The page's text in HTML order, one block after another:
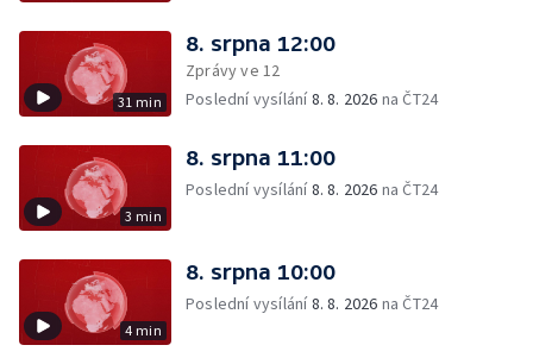
31 min
8. srpna 12:00
Zprávy ve 12
Poslední vysílání8. 8. 2026 na ČT24
3 min
8. srpna 11:00
Poslední vysílání8. 8. 2026 na ČT24
4 min
8. srpna 10:00
Poslední vysílání8. 8. 2026 na ČT24